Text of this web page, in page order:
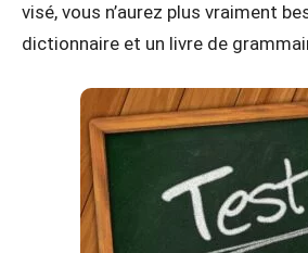
visé, vous n’aurez plus vraiment
dictionnaire et un livre de